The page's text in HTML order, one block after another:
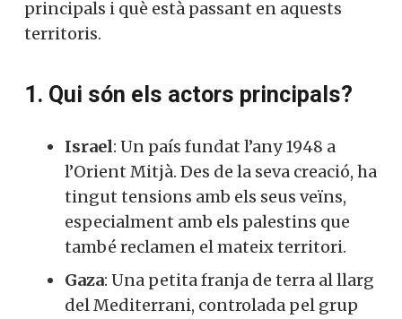
principals i què està passant en aquests
territoris.
1. Qui són els actors principals?
Israel: Un país fundat l’any 1948 a
l’Orient Mitjà. Des de la seva creació, ha
tingut tensions amb els seus veïns,
especialment amb els palestins que
també reclamen el mateix territori.
Gaza: Una petita franja de terra al llarg
del Mediterrani, controlada pel grup